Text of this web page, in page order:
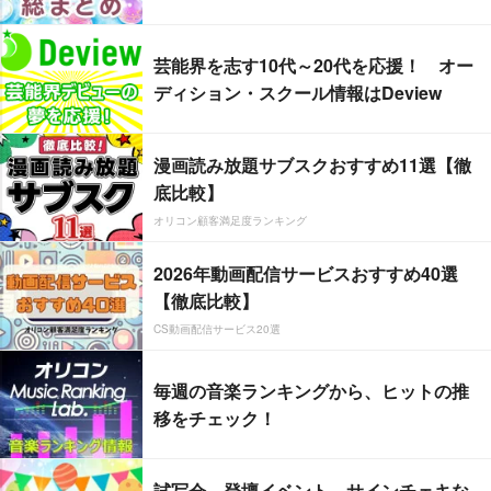
芸能界を志す10代～20代を応援！ オー
ディション・スクール情報はDeview
漫画読み放題サブスクおすすめ11選【徹
底比較】
オリコン顧客満足度ランキング
2026年動画配信サービスおすすめ40選
【徹底比較】
CS動画配信サービス20選
毎週の音楽ランキングから、ヒットの推
移をチェック！